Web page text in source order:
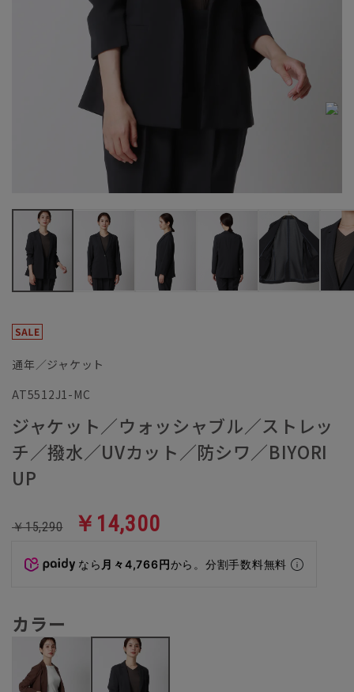
通年／ジャケット
AT5512J1-MC
ジャケット／ウォッシャブル／ストレッ
チ／撥水／UVカット／防シワ／BIYORI
UP
￥15,290 ￥14,300
なら 月々4,766円から。分割手数料無料
カラー